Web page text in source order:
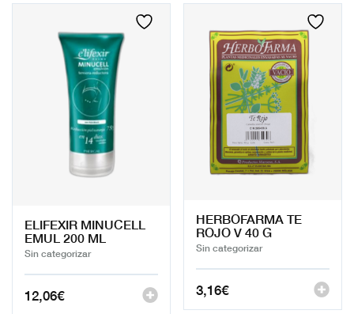
ELIFEXIR MINUCELL
EMUL 200 ML
Sin categorizar
12,06€
HERBOFARMA TE
ROJO V 40 G
Sin categorizar
3,16€